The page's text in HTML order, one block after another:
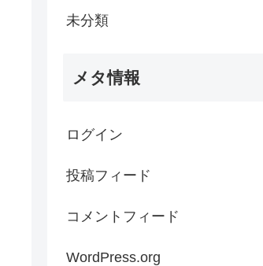
未分類
メタ情報
ログイン
投稿フィード
コメントフィード
WordPress.org